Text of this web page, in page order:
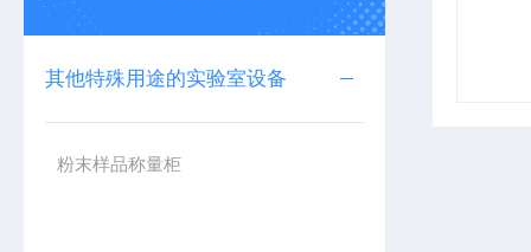
其他特殊用途的实验室设备
粉末样品称量柜